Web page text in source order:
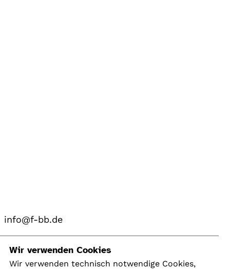
info@f-bb.de
Navigation
Wir verwenden Cookies
Wir verwenden technisch notwendige Cookies,